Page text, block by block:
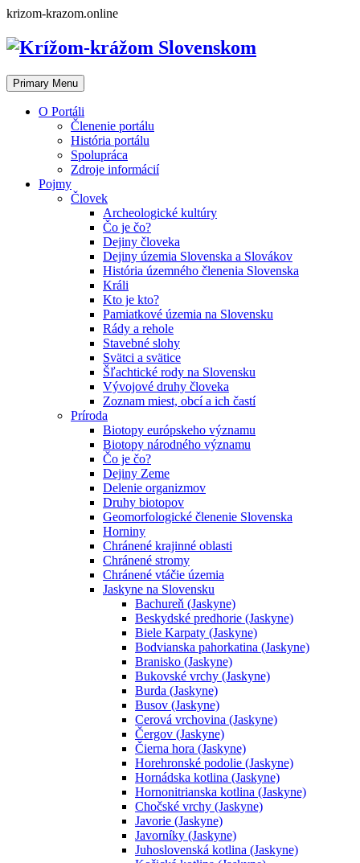
Skip
content
krizom-krazom.online
Primary Menu
O Portáli
Členenie portálu
História portálu
Spolupráca
Zdroje informácií
Pojmy
Človek
Archeologické kultúry
Čo je čo?
Dejiny človeka
Dejiny územia Slovenska a Slovákov
História územného členenia Slovenska
Králi
Kto je kto?
Pamiatkové územia na Slovensku
Rády a rehole
Stavebné slohy
Svätci a svätice
Šľachtické rody na Slovensku
Vývojové druhy človeka
Zoznam miest, obcí a ich častí
Príroda
Biotopy európskeho významu
Biotopy národného významu
Čo je čo?
Dejiny Zeme
Delenie organizmov
Druhy biotopov
Geomorfologické členenie Slovenska
Horniny
Chránené krajinné oblasti
Chránené stromy
Chránené vtáčie územia
Jaskyne na Slovensku
Bachureň (Jaskyne)
Beskydské predhorie (Jaskyne)
Biele Karpaty (Jaskyne)
Bodvianska pahorkatina (Jaskyne)
Branisko (Jaskyne)
Bukovské vrchy (Jaskyne)
Burda (Jaskyne)
Busov (Jaskyne)
Cerová vrchovina (Jaskyne)
Čergov (Jaskyne)
Čierna hora (Jaskyne)
Horehronské podolie (Jaskyne)
Hornádska kotlina (Jaskyne)
Hornonitrianska kotlina (Jaskyne)
Chočské vrchy (Jaskyne)
Javorie (Jaskyne)
Javorníky (Jaskyne)
Juhoslovenská kotlina (Jaskyne)